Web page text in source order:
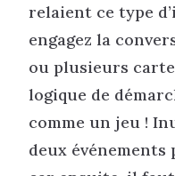
relaient ce type
engagez la
ou plusieurs
logique de
comme un jeu !
deux événements